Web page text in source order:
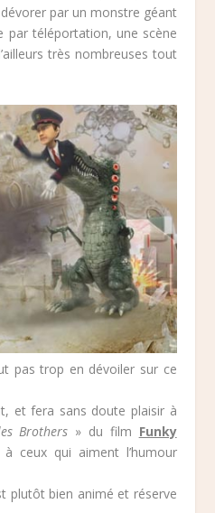
par un monstre géant
par téléportation, une scène
très nombreuses tout
pas trop en dévoiler sur ce
et fera sans doute plaisir à
Brothers » du film Funky
ceux qui aiment l’humour
plutôt bien animé et réserve